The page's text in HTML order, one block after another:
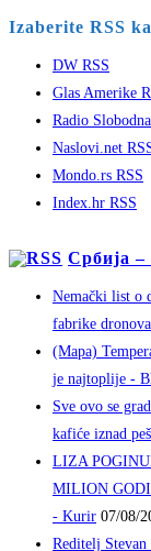
Izaberite RSS
DW RSS
Glas Amerike
Radio
Naslovi.net
Mondo.rs RSS
Index.hr RSS
Србија –
Nemački list o
fabrike
(Mapa)
je najtoplije -
Sve ovo se
kafiće iznad
LIZA
MILION
- Kurir 07/08/
Reditelj